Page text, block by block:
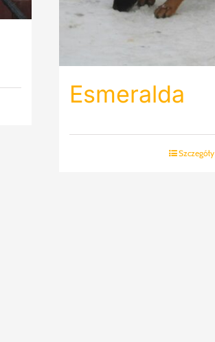
Esmeralda
Szczegóły